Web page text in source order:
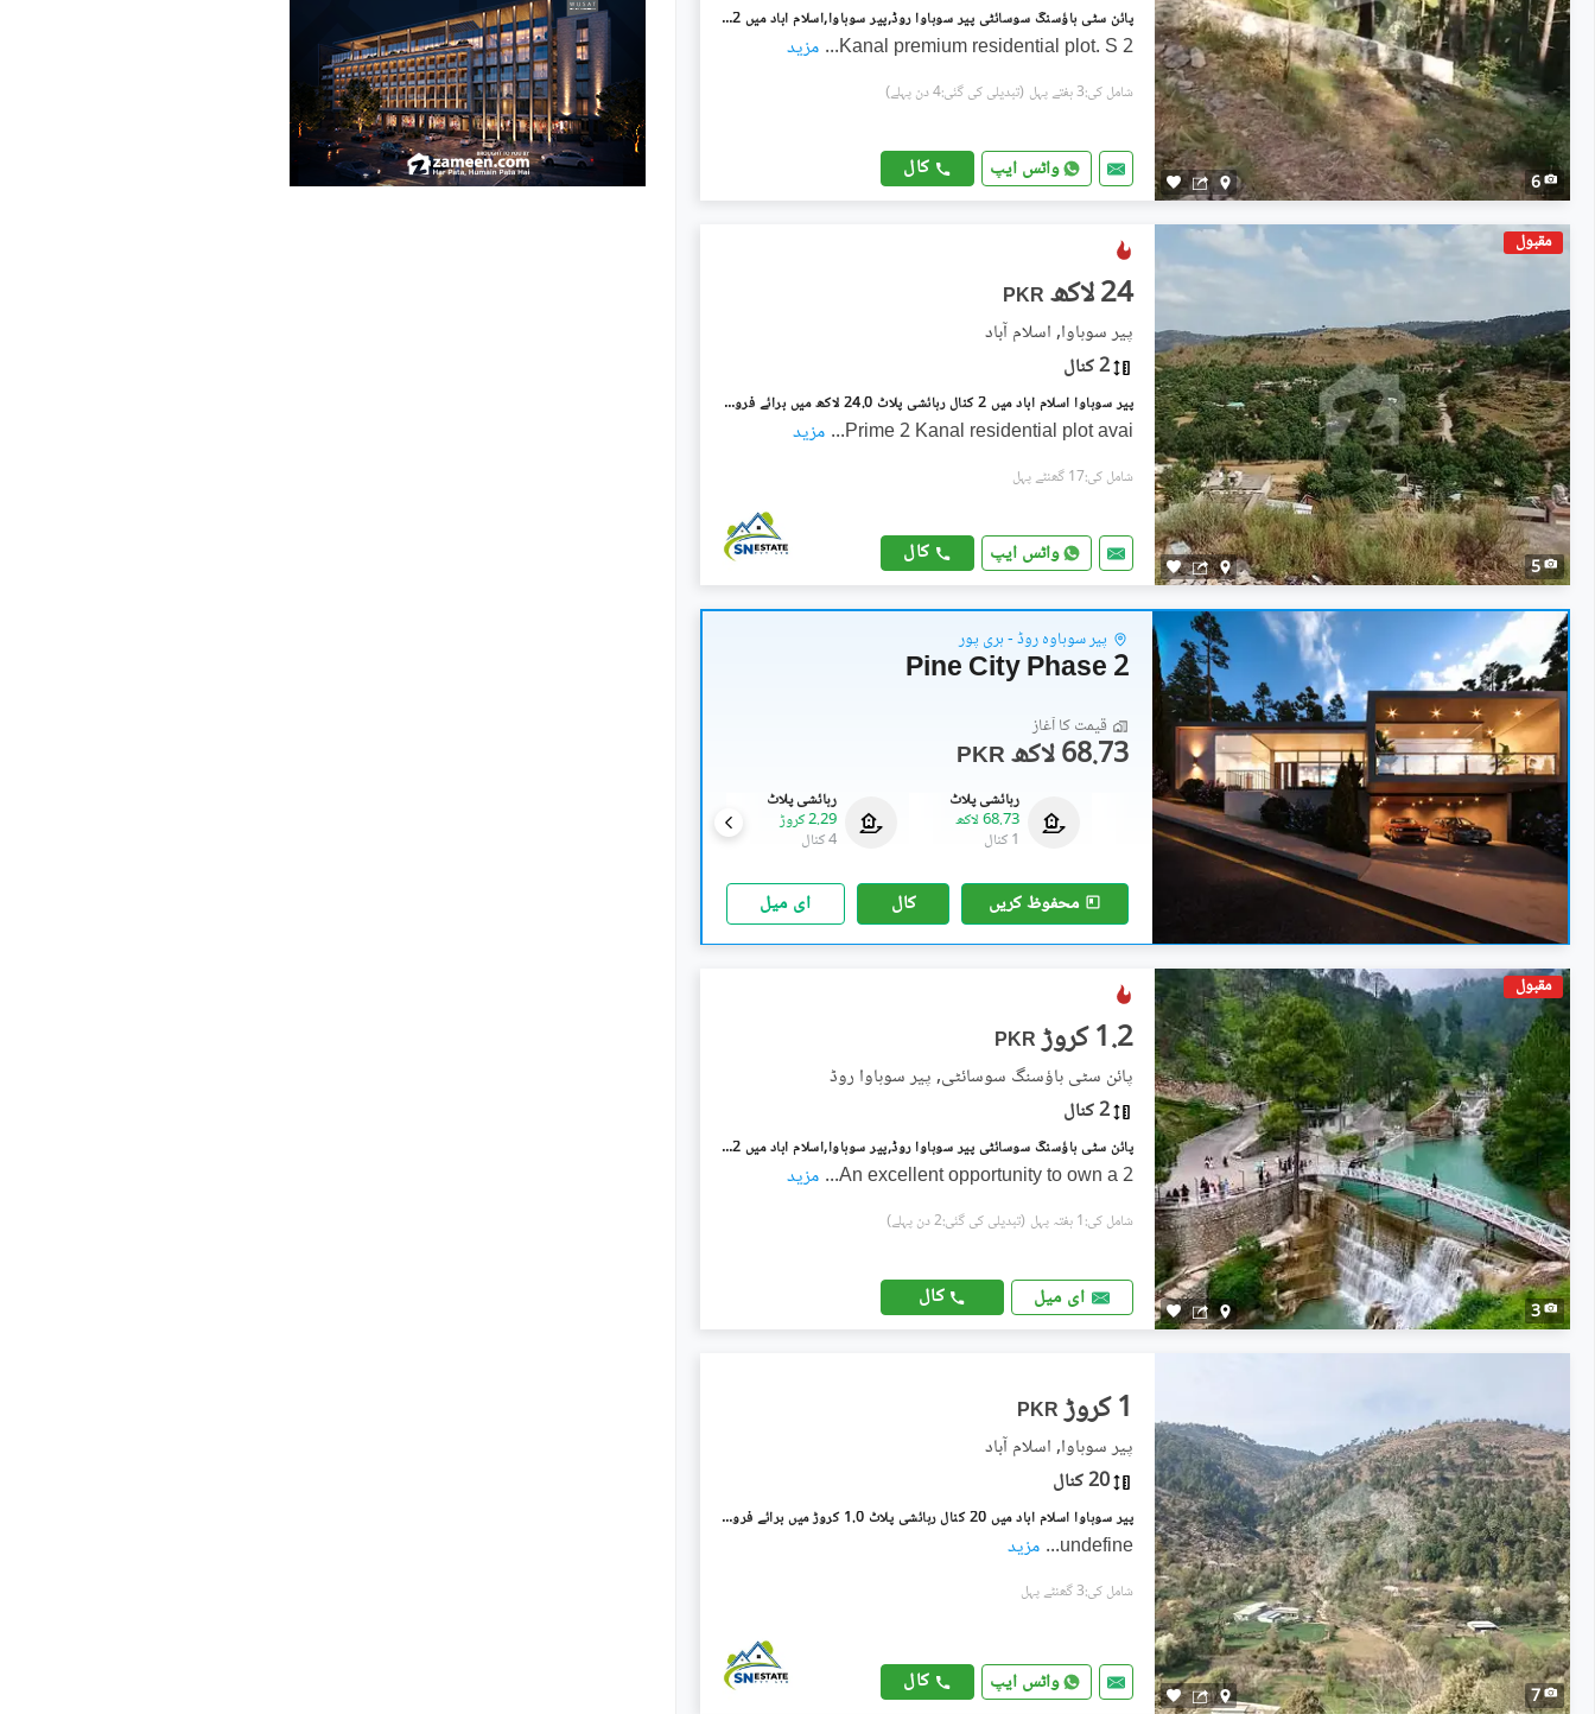
6
پائن سٹی ہاؤسنگ سوسائٹی پیر سوہاوا روڈ,پیر سوہاوا,اسلام آباد میں 2 کنال رہائشی پلاٹ 2.85 کروڑ میں برائے فروخت۔
2 Kanal premium residential plot. S
... مزید
شامل کی:3 ہفتے پہل (تبدیلی کی گئی:4 دن پہلے)
واٹس ایپ کال
مقبول
5
PKR 24 لاکھ
پیر سوہاوا, اسلام آباد
2 کنال
پیر سوہاوا اسلام آباد میں 2 کنال رہائشی پلاٹ 24.0 لاکھ میں برائے فروخت۔
Prime 2 Kanal residential plot avai
... مزید
شامل کی:17 گھنٹے پہل
واٹس ایپ کال
پیر سوہاوہ روڈ - ہری پور
Pine City Phase 2
قیمت کا آغاز
PKR 68.73 لاکھ
رہائشی پلاٹ
2.29 کروڑ
4 کنال
رہائشی پلاٹ
68.73 لاکھ
1 کنال
رہائشی پلاٹ
1.26 کروڑ
2 کنال
محفوظ کریں کال ای میل
مقبول
3
PKR 1.2 کروڑ
پائن سٹی ہاؤسنگ سوسائٹی, پیر سوہاوا روڈ
2 کنال
پائن سٹی ہاؤسنگ سوسائٹی پیر سوہاوا روڈ,پیر سوہاوا,اسلام آباد میں 2 کنال رہائشی پلاٹ 1.2 کروڑ میں برائے فروخت۔
An excellent opportunity to own a 2
... مزید
شامل کی:1 ہفتہ پہل (تبدیلی کی گئی:2 دن پہلے)
ای میل کال
7
PKR 1 کروڑ
پیر سوہاوا, اسلام آباد
20 کنال
پیر سوہاوا اسلام آباد میں 20 کنال رہائشی پلاٹ 1.0 کروڑ میں برائے فروخت۔
undefine
... مزید
شامل کی:3 گھنٹے پہل
واٹس ایپ کال